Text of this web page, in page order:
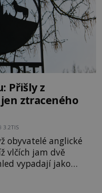
Přišly z
ztraceného
3.2TIS
obyvatelé anglické
vlčích jam dvě
vypadají jako
výjimku. Jejich